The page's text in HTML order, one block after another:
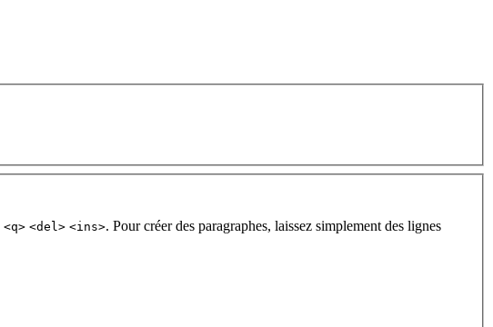
<q> <del> <ins>. Pour créer des paragraphes, laissez simplement des lignes